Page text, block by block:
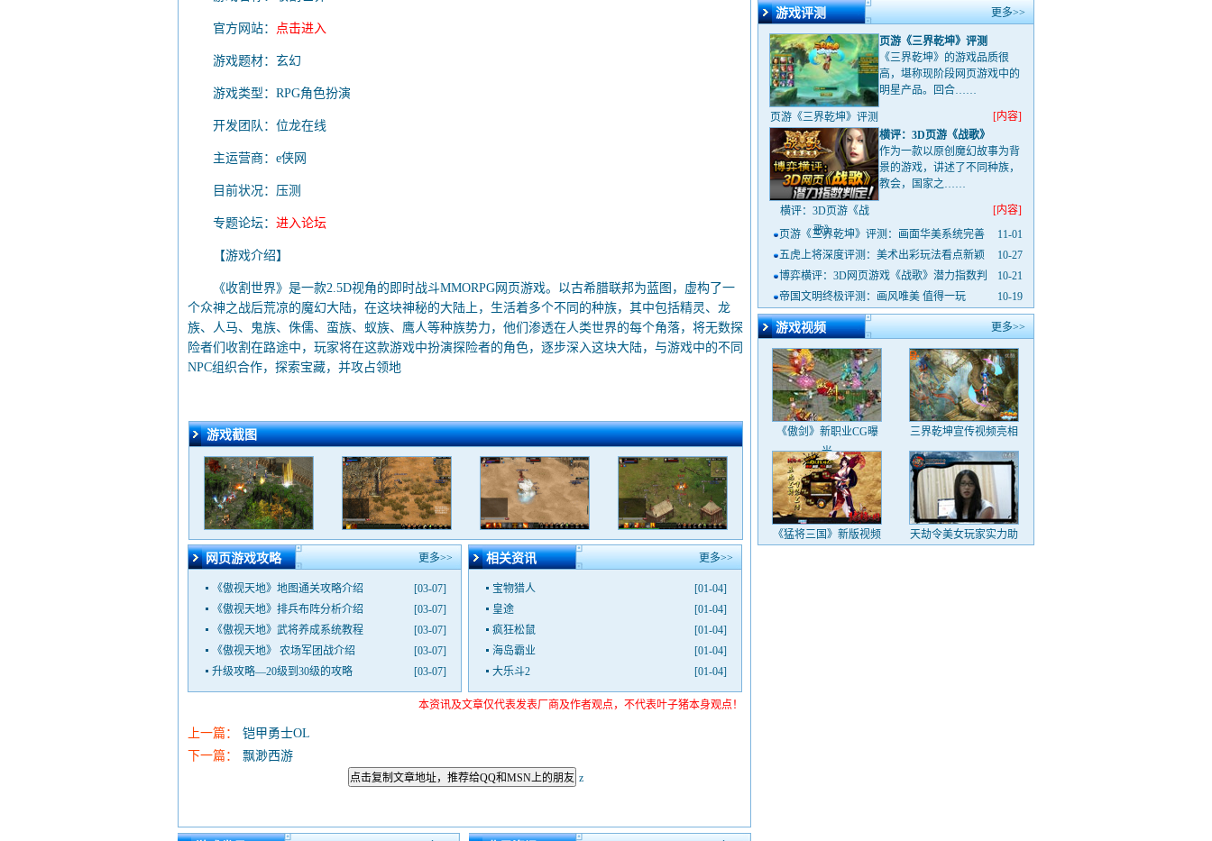
官方网站： 点击进入
游戏题材：玄幻
游戏类型：RPG角色扮演
开发团队：位龙在线
主运营商：e侠网
目前状况：压测
专题论坛： 进入论坛
【游戏介绍】
《收割世界》是一款2.5D视角的即时战斗MMORPG网页游戏。以古希腊联邦为蓝图，虚构了一
个众神之战后荒凉的魔幻大陆，在这块神秘的大陆上，生活着多个不同的种族，其中包括精灵、龙
族、人马、鬼族、侏儒、蛮族、蚁族、鹰人等种族势力，他们渗透在人类世界的每个角落，将无数探
险者们收割在路途中，玩家将在这款游戏中扮演探险者的角色，逐步深入这块大陆，与游戏中的不同
NPC组织合作，探索宝藏，并攻占领地
游戏截图
网页游戏攻略 更多>>
[03-07]
《傲视天地》地图通关攻略介绍
[03-07]
《傲视天地》排兵布阵分析介绍
[03-07]
《傲视天地》武将养成系统教程
[03-07]
《傲视天地》 农场军团战介绍
[03-07]
升级攻略—20级到30级的攻略
相关资讯 更多>>
[01-04]
宝物猎人
[01-04]
皇途
[01-04]
疯狂松鼠
[01-04]
海岛霸业
[01-04]
大乐斗2
本资讯及文章仅代表发表厂商及作者观点，不代表叶子猪本身观点！
上一篇：
铠甲勇士OL
下一篇：
飘渺西游
点击复制文章地址，推荐给QQ和MSN上的朋友 z
游戏评测 更多>>
页游《三界乾坤》评测
页游《三界乾坤》评测
《三界乾坤》的游戏品质很
高，堪称现阶段网页游戏中的
明星产品。回合……
[内容]
横评：3D页游《战
歌》
横评：3D页游《战歌》
作为一款以原创魔幻故事为背
景的游戏，讲述了不同种族，
教会，国家之……
[内容]
11-01
页游《三界乾坤》评测：画面华美系统完善
10-27
五虎上将深度评测：美术出彩玩法看点新颖
10-21
博弈横评：3D网页游戏《战歌》潜力指数判
定
10-19
帝国文明终极评测：画风唯美 值得一玩
游戏视频 更多>>
《傲剑》新职业CG曝
光
三界乾坤宣传视频亮相
《猛将三国》新版视频 天劫令美女玩家实力助